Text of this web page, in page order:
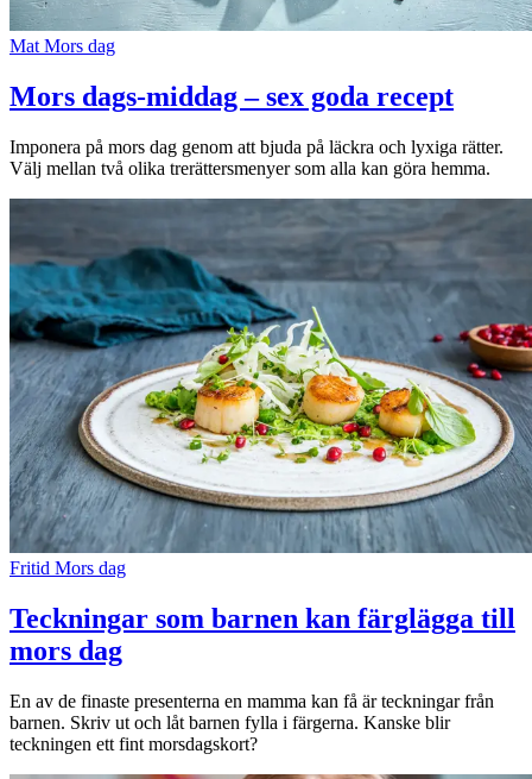
Mat Mors dag
Mors dags-middag – sex goda recept
Imponera på mors dag genom att bjuda på läckra och lyxiga rätter.
Välj mellan två olika trerättersmenyer som alla kan göra hemma.
Fritid Mors dag
Teckningar som barnen kan färglägga till
mors dag
En av de finaste presenterna en mamma kan få är teckningar från
barnen. Skriv ut och låt barnen fylla i färgerna. Kanske blir
teckningen ett fint morsdagskort?